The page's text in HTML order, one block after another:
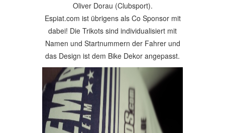
Oliver Dorau (Clubsport).
Espiat.com ist übrigens als Co Sponsor mit
dabei! Die Trikots sind individualisiert mit
Namen und Startnummern der Fahrer und
das Design ist dem Bike Dekor angepasst.